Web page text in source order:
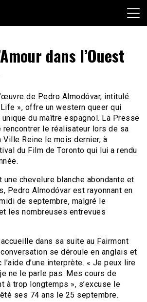
dans l’Ouest
de Pedro Almodóvar, intitulé
», offre un western queer qui
du maître espagnol. La Presse
rencontrer le réalisateur lors de sa
Reine le mois dernier, à
du Film de Toronto qui lui a rendu
une chevelure blanche abondante et
Pedro Almodóvar est rayonnant en
de septembre, malgré le
les nombreuses entrevues
dans sa suite au Fairmont
se déroule en anglais et
d’une interprète. « Je peux lire
ne le parle pas. Mes cours de
à trop longtemps », s’excuse le
ses 74 ans le 25 septembre.